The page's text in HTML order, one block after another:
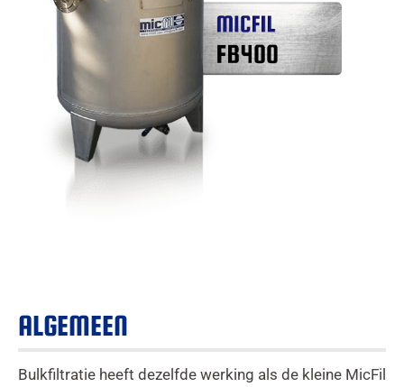
ALGEMEEN
Bulkfiltratie heeft dezelfde werking als de kleine MicFil